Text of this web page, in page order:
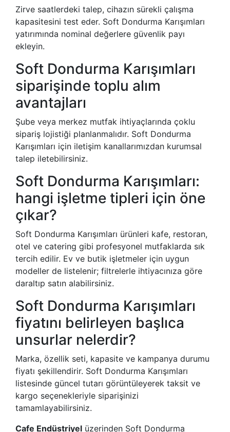
Zirve saatlerdeki talep, cihazın sürekli çalışma
kapasitesini test eder. Soft Dondurma Karışımları
yatırımında nominal değerlere güvenlik payı
ekleyin.
Soft Dondurma Karışımları
siparişinde toplu alım
avantajları
Şube veya merkez mutfak ihtiyaçlarında çoklu
sipariş lojistiği planlanmalıdır. Soft Dondurma
Karışımları için iletişim kanallarımızdan kurumsal
talep iletebilirsiniz.
Soft Dondurma Karışımları:
hangi işletme tipleri için öne
çıkar?
Soft Dondurma Karışımları ürünleri kafe, restoran,
otel ve catering gibi profesyonel mutfaklarda sık
tercih edilir. Ev ve butik işletmeler için uygun
modeller de listelenir; filtrelerle ihtiyacınıza göre
daraltıp satın alabilirsiniz.
Soft Dondurma Karışımları
fiyatını belirleyen başlıca
unsurlar nelerdir?
Marka, özellik seti, kapasite ve kampanya durumu
fiyatı şekillendirir. Soft Dondurma Karışımları
listesinde güncel tutarı görüntüleyerek taksit ve
kargo seçenekleriyle siparişinizi
tamamlayabilirsiniz.
Cafe Endüstriyel üzerinden Soft Dondurma